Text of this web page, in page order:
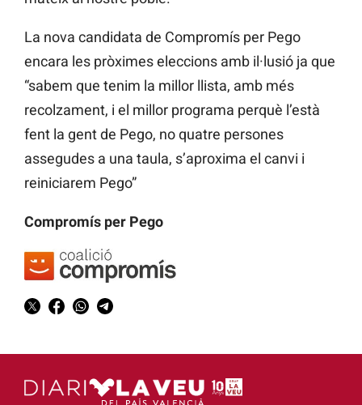
La nova candidata de Compromís per Pego
encara les pròximes eleccions amb il·lusió ja que
“sabem que tenim la millor llista, amb més
recolzament, i el millor programa perquè l’està
fent la gent de Pego, no quatre persones
assegudes a una taula, s’aproxima el canvi i
reiniciarem Pego”
Compromís per Pego